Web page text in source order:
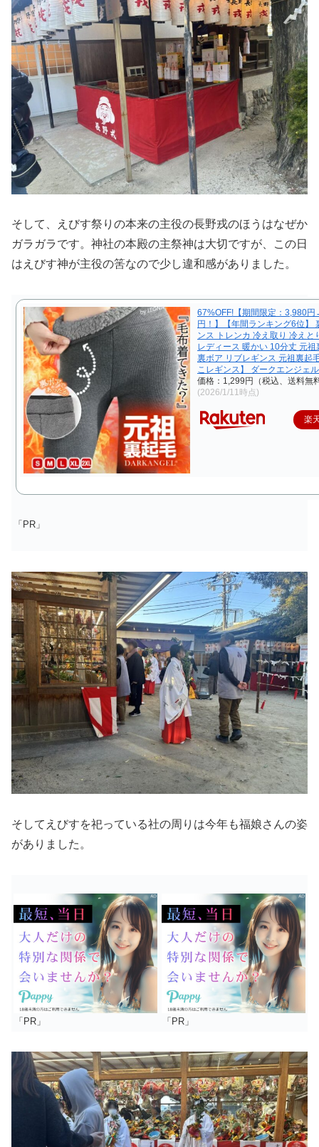
そして、えびす祭りの本来の主役の長野戎のほうはなぜか
ガラガラです。神社の本殿の主祭神は大切ですが、この日
はえびす神が主役の筈なので少し違和感がありました。
67%OFF!【期間限定：3,980
円！】【年間ランキング6位】
ンス トレンカ 冷え取り 冷えと
レディース 暖かい 10分丈 元祖
裏ボア リブレギンス 元祖裏起
こレギンス】 ダークエンジェル
価格：1,299円（税込、送料無
(2026/1/11時点)
楽
「PR」
そしてえびすを祀っている社の周りは今年も福娘さんの姿
がありました。
「PR」 「PR」